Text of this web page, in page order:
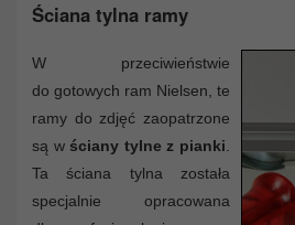
Ściana tylna ramy
W przeciwieństwie
do gotowych ram Nielsen, te
ramy do zdjęć zaopatrzone
są w ściany tylne z pianki
Ta ściana tylna została
specjalnie opracowana